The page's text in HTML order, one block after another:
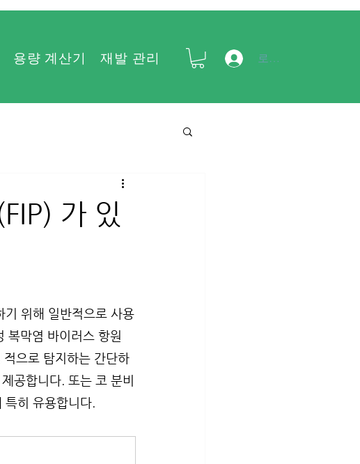
용량 계산기 재발 관리 FAQ 로그인
가 있
기 위해 일반적으로 사용
복막염 바이러스 항원
으로 탐지하는 간단하
공합니다. 또는 코 분비
히 유용합니다.